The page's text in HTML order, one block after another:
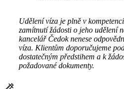
Udělení víza je plně v
zamítnutí žádosti o jeho udělení
kancelář Čedok nenese
víza. Klientům doporučujeme
dostatečným předstihem a k
požadované dokumenty.